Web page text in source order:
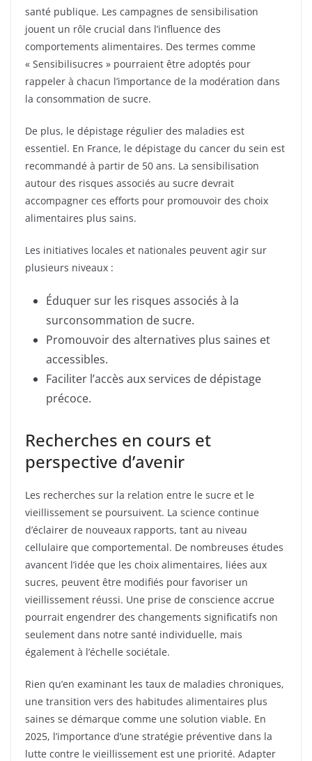
santé publique. Les campagnes de sensibilisation
jouent un rôle crucial dans l’influence des
comportements alimentaires. Des termes comme
« Sensibilisucres » pourraient être adoptés pour
rappeler à chacun l’importance de la modération dans
la consommation de sucre.
De plus, le dépistage régulier des maladies est
essentiel. En France, le dépistage du cancer du sein est
recommandé à partir de 50 ans. La sensibilisation
autour des risques associés au sucre devrait
accompagner ces efforts pour promouvoir des choix
alimentaires plus sains.
Les initiatives locales et nationales peuvent agir sur
plusieurs niveaux :
Éduquer sur les risques associés à la
surconsommation de sucre.
Promouvoir des alternatives plus saines et
accessibles.
Faciliter l’accès aux services de dépistage
précoce.
Recherches en cours et
perspective d’avenir
Les recherches sur la relation entre le sucre et le
vieillissement se poursuivent. La science continue
d’éclairer de nouveaux rapports, tant au niveau
cellulaire que comportemental. De nombreuses études
avancent l’idée que les choix alimentaires, liées aux
sucres, peuvent être modifiés pour favoriser un
vieillissement réussi. Une prise de conscience accrue
pourrait engendrer des changements significatifs non
seulement dans notre santé individuelle, mais
également à l’échelle sociétale.
Rien qu’en examinant les taux de maladies chroniques,
une transition vers des habitudes alimentaires plus
saines se démarque comme une solution viable. En
2025, l’importance d’une stratégie préventive dans la
lutte contre le vieillissement est une priorité. Adapter